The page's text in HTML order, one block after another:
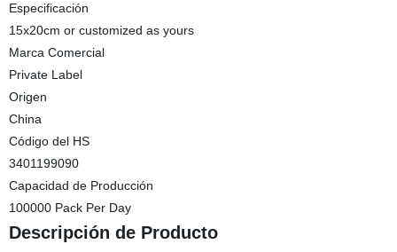
Especificación
15x20cm or customized as yours
Marca Comercial
Private Label
Origen
China
Código del HS
3401199090
Capacidad de Producción
100000 Pack Per Day
Descripción de Producto